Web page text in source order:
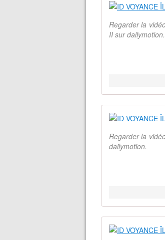
Regarder la
II sur dailymotion.
Regarder la
dailymotion.